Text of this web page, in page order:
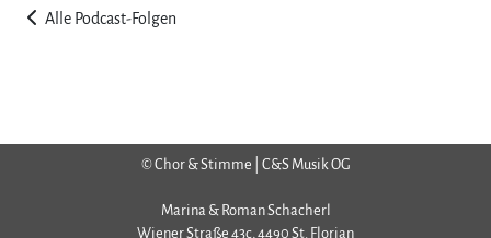
Alle Podcast-Folgen
© Chor & Stimme | C&S Musik OG
Marina & Roman Schacherl
Wiener Straße 43c, 4490 St. Florian